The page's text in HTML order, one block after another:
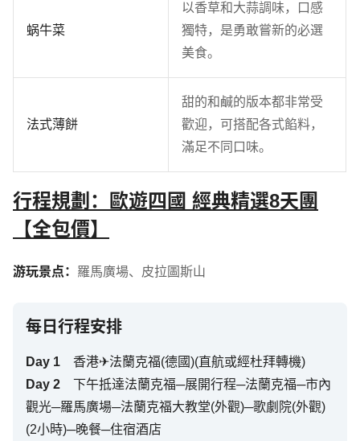
蜗牛菜
以香草和大蒜調味，口感
獨特，是勇敢嘗新的必選
美食。
法式薄餅
甜的和鹹的版本都非常受
歡迎，可搭配各式餡料，
滿足不同口味。
行程規劃：歐遊四國 經典精選8天團
【全包價】
游玩景点： 羅馬廣場、 皮拉圖斯山
每日行程安排
Day 1
香港✈法蘭克福(德國)(直航或經杜拜轉機)
Day 2
下午抵達法蘭克福─展開行程─法蘭克福─市內
觀光─羅馬廣場─法蘭克福大教堂(外觀)─歌劇院(外觀)
(2小時)─晚餐─住宿酒店